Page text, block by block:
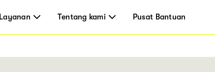
Layanan Tentang kami Pusat Bantuan